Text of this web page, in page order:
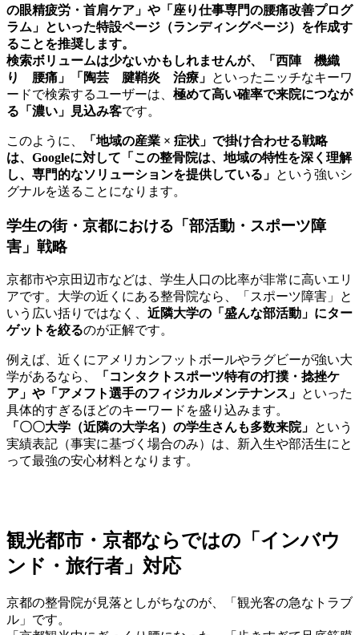
の眼精疲労・首肩ケア」や「座り仕事専門の腰痛改善プログ
ラム」といった特設ページ（ランディングページ）を作成す
ることを推奨します。
検索ボリュームは少ないかもしれませんが、「西陣 機織
り 腰痛」「陶芸 腱鞘炎 治療」 といったニッチなキーワ
ードで検索するユーザーは、 極めて高い確率で来院につなが
る「濃い」見込み客です。
このように、
「地域の産業 × 症状」で掛け合わせる戦略
は、Googleに対して「この整骨院は、地域の特性を深く理解
し、専門的なソリューションを提供している」 という強いシ
グナルを送ることになります。
学生の街・京都における「部活動・スポーツ障
害」戦略
京都市や京田辺市などは、学生人口の比率が非常に高いエリ
アです。大学の近くにある整骨院なら、「スポーツ障害」と
いう広い括りではなく、 近隣大学の「盛んな部活動」にター
ゲットを絞るのが正解です。
例えば、近くにアメリカンフットボールやラグビーが強い大
学があるなら、
「コンタクトスポーツ特有の打撲・捻挫ケ
ア」や「アメフト選手のフィジカルメンテナンス」 といった
具体的すぎるほどのキーワードを盛り込みます。
「〇〇大学（近隣の大学名）の学生さんも多数来院」 という
実績表記（事実に基づく場合のみ）は、新入生や部活生にと
って最強の安心材料となります。
観光都市・京都ならではの「インバウ
ンド・旅行者」対応
京都の整骨院が見落としがちなのが、「観光客の急なトラブ
ル」です。